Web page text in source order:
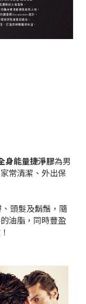
身能量捷淨膠為男
常清潔、外出保
頭髮及鬍鬚，隨
油脂，同時豐盈